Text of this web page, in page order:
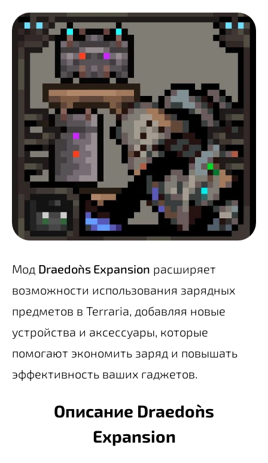
Мод Draedon`s Expansion расширяет
возможности использования зарядных
предметов в Terraria, добавляя новые
устройства и аксессуары, которые
помогают экономить заряд и повышать
эффективность ваших гаджетов.
Описание Draedon`s
Expansion